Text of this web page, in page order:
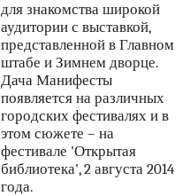
для знакомства широкой
аудитории с выставкой,
представленной в Главном
штабе и Зимнем дворце.
Дача Манифесты
появляется на различных
городских фестивалях и в
этом сюжете – на
фестивале 'Открытая
библиотека', 2 августа 2014
года.